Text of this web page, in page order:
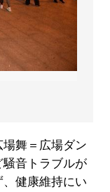
舞＝広場ダン
音トラブルが
健康維持にい